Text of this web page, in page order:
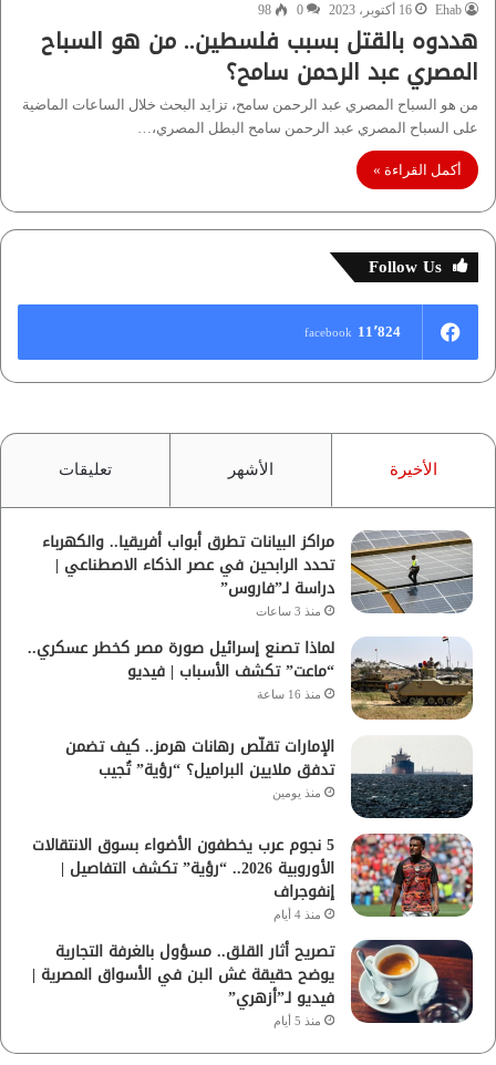
Ehab 16 أكتوبر، 2023 0
98
هددوه بالقتل بسبب فلسطين.. من هو السباح
المصري عبد الرحمن سامح؟
من هو السباح المصري عبد الرحمن سامح، تزايد البحث خلال الساعات الماضية
على السباح المصري عبد الرحمن سامح البطل المصري،…
أكمل القراءة »
Follow Us
11٬824 facebook
الأخيرة الأشهر تعليقات
مراكز البيانات تطرق أبواب أفريقيا.. والكهرباء
تحدد الرابحين في عصر الذكاء الاصطناعي |
دراسة لـ”فاروس”
منذ 3 ساعات
لماذا تصنع إسرائيل صورة مصر كخطر عسكري..
“ماعت” تكشف الأسباب | فيديو
منذ 16 ساعة
الإمارات تقلّص رهانات هرمز.. كيف تضمن
تدفق ملايين البراميل؟ “رؤية” تُجيب
منذ يومين
5 نجوم عرب يخطفون الأضواء بسوق الانتقالات
الأوروبية 2026.. “رؤية” تكشف التفاصيل |
إنفوجراف
منذ 4 أيام
تصريح أثار القلق.. مسؤول بالغرفة التجارية
يوضح حقيقة غش البن في الأسواق المصرية |
فيديو لـ”أزهري”
منذ 5 أيام